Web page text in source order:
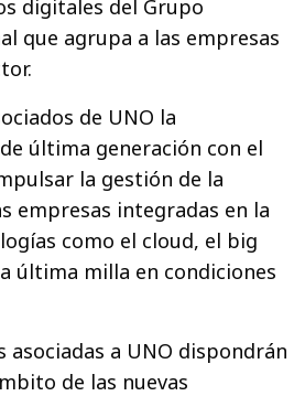
digitales del Grupo
que agrupa a las empresas
de UNO la
última generación con el
la gestión de la
empresas integradas en la
como el cloud, el big
última milla en condiciones
a UNO dispondrán
de las nuevas